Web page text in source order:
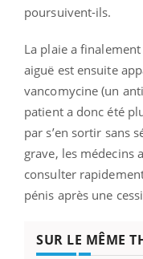
poursuivent-ils.
La plaie a
aiguë est ensuite
vancomycine (un
patient a donc été
par s’en sortir sans
grave, les médecins
consulter
pénis après une
SUR LE MÊME